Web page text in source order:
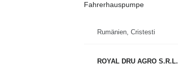
Fahrerhauspumpe
Rumänien, Cristesti
ROYAL DRU AGRO S.R.L.